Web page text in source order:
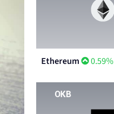
Ethereum 0.59%